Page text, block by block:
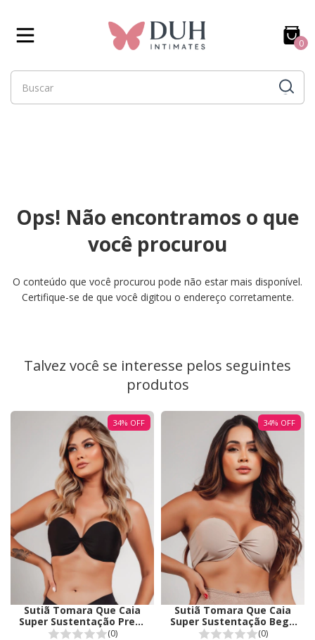
0
Ops! Não encontramos o que
você procurou
O conteúdo que você procurou pode não estar mais disponível.
Certifique-se de que você digitou o endereço corretamente.
Talvez você se interesse pelos seguintes
produtos
34% OFF
Sutiã Tomara Que Caia
Super Sustentação Preto
5311
(0)
34% OFF
Sutiã Tomara Que Caia
Super Sustentação Bege
5311
(0)